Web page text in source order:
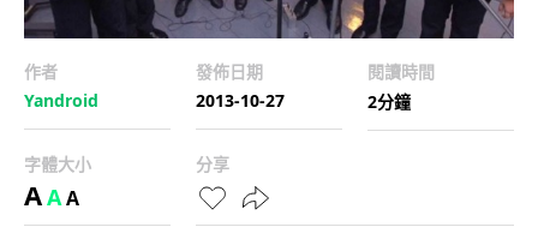
作者
Yandroid
發佈日期
2013-10-27
閱讀時間
2分鐘
字體大小
AAA
分享